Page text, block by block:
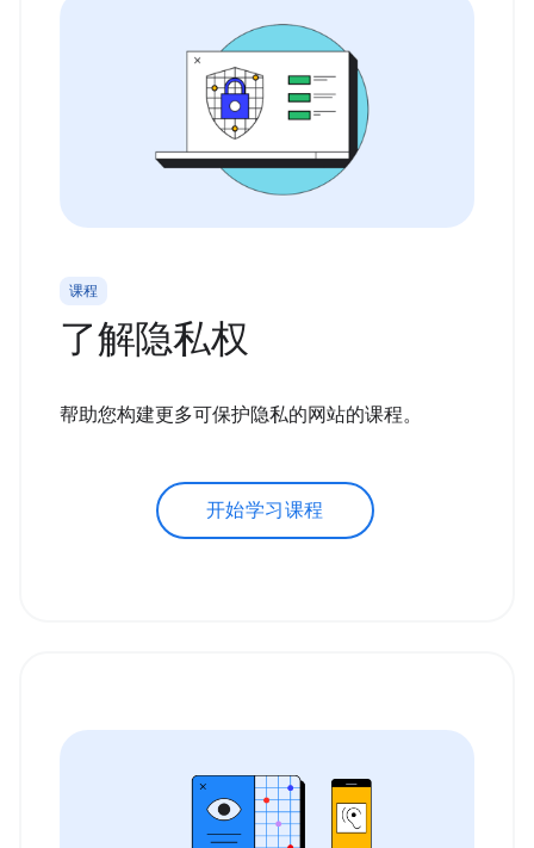
课程
了解隐私权
帮助您构建更多可保护隐私的网站的课程。
开始学习课程